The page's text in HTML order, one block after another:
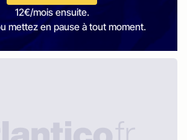
12€/mois ensuite.
mettez en pause à tout moment.